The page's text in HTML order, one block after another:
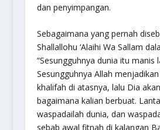
dan penyimpangan.
Sebagaimana yang pernah
Shallallohu ‘Alaihi Wa Sallam
“Sesungguhnya dunia itu manis
Sesungguhnya Allah
khalifah di atasnya, lalu Dia
bagaimana kalian berbuat.
waspadailah dunia, dan
sebab awal fitnah di kalangan